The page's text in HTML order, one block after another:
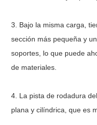
3. Bajo la misma carga,
sección más pequeña y
soportes, lo que puede
de materiales.
4. La pista de rodadura
plana y cilíndrica, que es